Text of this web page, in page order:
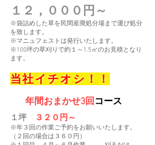
※袋詰めした草を民間産廃処分場まで運び処分
を致します。
※マニュフェストは発行いたします。
※100坪の草刈りで約１～1.5㎥のお見積となり
ます。
１２，０００円～
年間おまかせ3回 コース
１坪 ３２０円～
※年３回の作業ご予約をお願いいたします。
（２回の場合は３６０円）
当社イチオシ！！